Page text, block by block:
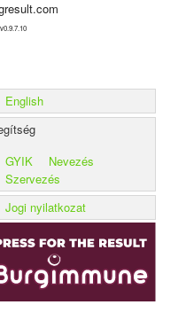
English
GYIK
Nevezés
Szervezés
Jogi nyilatkozat